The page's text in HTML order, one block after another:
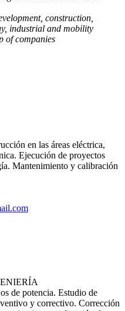
construction,
industrial and mobility
of companies
en las áreas eléctrica,
Ejecución de proyectos
Mantenimiento y calibración
de potencia. Estudio de
y correctivo. Corrección